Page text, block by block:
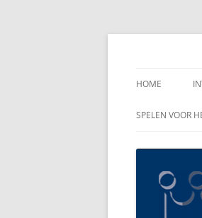
Spring
HOME
SPELEN VOOR